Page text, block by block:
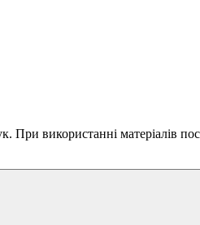
При використанні матеріалів